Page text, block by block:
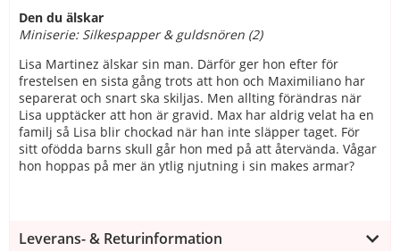
Den du älskar
Miniserie: Silkespapper & guldsnören (2)
Lisa Martinez älskar sin man. Därför ger hon efter för
frestelsen en sista gång trots att hon och Maximiliano har
separerat och snart ska skiljas. Men allting förändras när
Lisa upptäcker att hon är gravid. Max har aldrig velat ha en
familj så Lisa blir chockad när han inte släpper taget. För
sitt ofödda barns skull går hon med på att återvända. Vågar
hon hoppas på mer än ytlig njutning i sin makes armar?
Leverans- & Returinformation